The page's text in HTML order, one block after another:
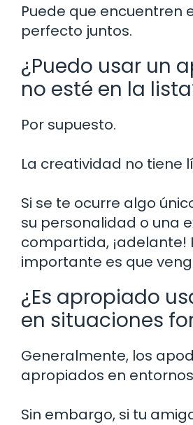
Puede que encuentren
perfecto juntos.
¿Puedo usar un
no esté en la
Por supuesto.
La creatividad no tiene
Si se te ocurre algo
su personalidad o una
compartida, ¡adelante!
importante es que
¿Es apropiado
en situaciones
Generalmente, los
apropiados en
Sin embargo, si tu